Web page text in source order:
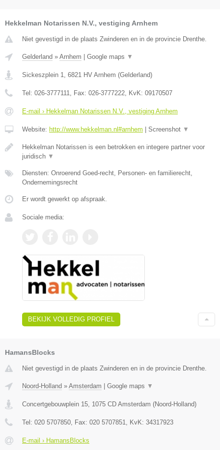
Hekkelman Notarissen N.V., vestiging Arnhem
Niet gevestigd in de plaats Zwinderen en in de provincie Drenthe.
Gelderland » Arnhem | Google maps ▼
Sickeszplein 1 6821 HV Arnhem (Gelderland)
Tel: 026-3777111 , Fax: 026-3777222 , KvK: 09170507
E-mail › Hekkelman Notarissen N.V., vestiging Arnhem
Website: http://www.hekkelman.nl#arnhem | Screenshot ▼
Hekkelman Notarissen is een betrokken en integere partner voor
juridisch ▼
Diensten: Onroerend Goed-recht, Personen- en familierecht,
Ondernemingsrecht
Er wordt gewerkt op afspraak.
Sociale media:
BEKIJK VOLLEDIG PROFIEL
HamansBlocks
Niet gevestigd in de plaats Zwinderen en in de provincie Drenthe.
Noord-Holland » Amsterdam Google maps ▼
Concertgebouwplein 15 1075 CD Amsterdam (Noord-Holland)
Tel: 020 5707850 , Fax: 020 5707851 , KvK: 34317923
E-mail › HamansBlocks